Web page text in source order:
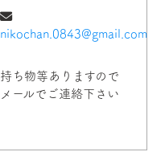
nikochan.0843@gmail.com
持ち物等ありますので
メールでご連絡下さい